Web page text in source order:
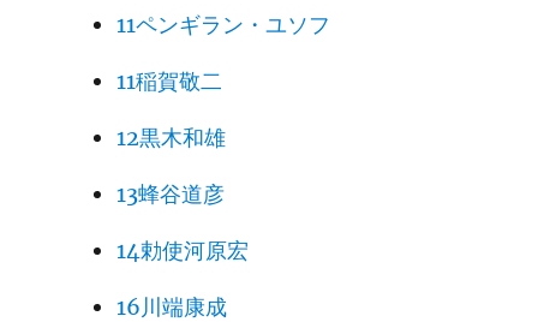
11ペンギラン・ユソフ
11稲賀敬二
12黒木和雄
13蜂谷道彦
14勅使河原宏
16川端康成